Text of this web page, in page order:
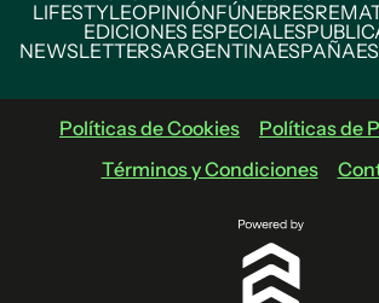
LIFESTYLEOPINIÓNFÚNEBRES
EDICIONES ESPECIALES
NEWSLETTERSARGENTINAESPAÑA
Políticas de Cookies
Políticas de
Términos y Condiciones